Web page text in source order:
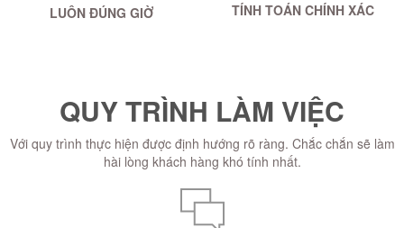
LUÔN ĐÚNG GIỜ TÍNH TOÁN CHÍNH XÁC
QUY TRÌNH LÀM VIỆC
Với quy trình thực hiện được định hướng rõ ràng. Chắc chắn sẽ làm
hài lòng khách hàng khó tính nhất.